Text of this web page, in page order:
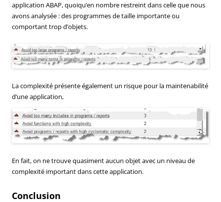
application ABAP, quoiqu’en nombre restreint dans celle que nous
avons analysée : des programmes de taille importante ou
comportant trop d’objets.
La complexité présente également un risque pour la maintenabilité
d’une application,
En fait, on ne trouve quasiment aucun objet avec un niveau de
complexité important dans cette application.
Conclusion